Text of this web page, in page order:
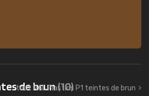
de brun(10)
tout RAL Plastics P1 teintes de brun